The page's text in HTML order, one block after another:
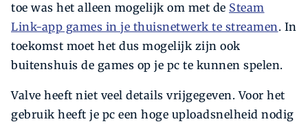
toe was het alleen mogelijk om met de Steam
Link-app games in je thuisnetwerk te streamen. In
toekomst moet het dus mogelijk zijn ook
buitenshuis de games op je pc te kunnen spelen.
Valve heeft niet veel details vrijgegeven. Voor het
gebruik heeft je pc een hoge uploadsnelheid nodig